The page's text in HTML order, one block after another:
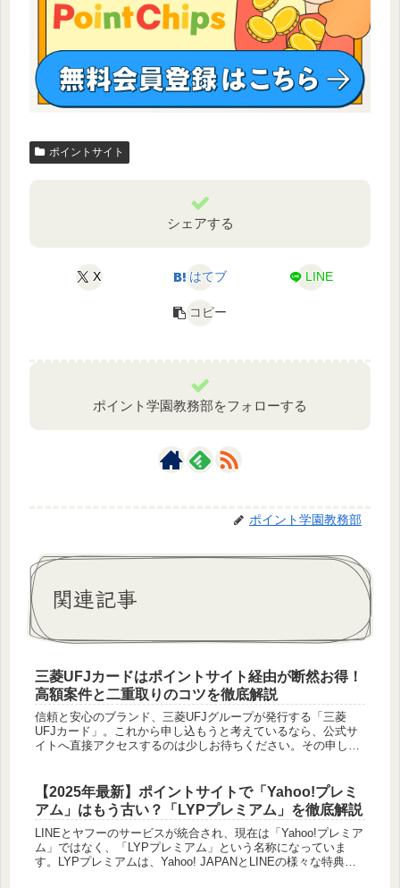
ポイントサイト
シェアする
X はてブ LINE
コピー
ポイント学園教務部をフォローする
ポイント学園教務部
関連記事
三菱UFJカードはポイントサイト経由が断然お得！
高額案件と二重取りのコツを徹底解説
信頼と安心のブランド、三菱UFJグループが発行する「三菱
UFJカード」。これから申し込もうと考えているなら、公式サ
イトへ直接アクセスするのは少しお待ちください。その申し込
【2025年最新】ポイントサイトで「Yahoo!プレミ
アム」はもう古い？「LYPプレミアム」を徹底解説
LINEとヤフーのサービスが統合され、現在は「Yahoo!プレミア
ム」ではなく、「LYPプレミアム」という名称になっていま
す。LYPプレミアムは、Yahoo! JAPANとLINEの様々な特典を